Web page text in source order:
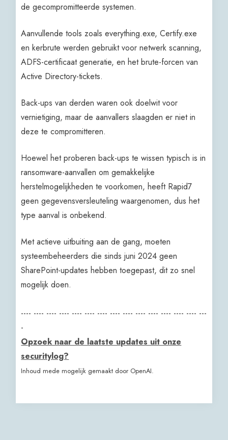
de gecompromitteerde systemen.
Aanvullende tools zoals everything.exe, Certify.exe
en kerbrute werden gebruikt voor netwerk scanning,
ADFS-certificaat generatie, en het brute-forcen van
Active Directory-tickets.
Back-ups van derden waren ook doelwit voor
vernietiging, maar de aanvallers slaagden er niet in
deze te compromitteren.
Hoewel het proberen back-ups te wissen typisch is in
ransomware-aanvallen om gemakkelijke
herstelmogelijkheden te voorkomen, heeft Rapid7
geen gegevensversleuteling waargenomen, dus het
type aanval is onbekend.
Met actieve uitbuiting aan de gang, moeten
systeembeheerders die sinds juni 2024 geen
SharePoint-updates hebben toegepast, dit zo snel
mogelijk doen.
---- ---- ---- ---- ---- ---- ---- ---- ---- ---- ---- ---- ---- ---- ---
-
Opzoek naar de laatste updates uit onze
securitylog?
Inhoud mede mogelijk gemaakt door OpenAI.